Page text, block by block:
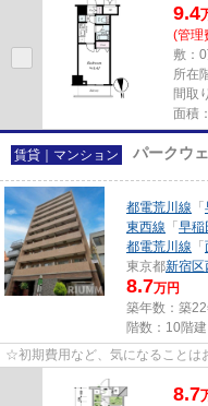
9.4
(管理
敷：
所在
間取
面積
賃貸｜マンション パークウ
都電荒川線 「
東西線 「早稲
都電荒川線 「
東京都新宿区
8.7万円
築年数：築22
階数：10階建
☆初期費用など、気になることは
8.7